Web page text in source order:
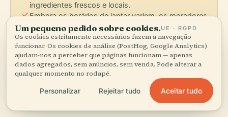
ingredientes frescos e locais.
checkEmbora os horários de jantar variem, os moradores
locais costumam jantar entre 19h30 e 21h30.
BAIRROS GASTRONÔMICOS: Pigalle
Montmartre
Batignolles
Dados de restaurantes fornecidos pelo Google
Um pequeno pedido sobre cookies.UE · RGPD
Os cookies estritamente necessários fazem a navegação
funcionar. Os cookies de análise (PostHog, Google Analytics)
ajudam-nos a perceber que páginas funcionam — apenas
dados agregados, sem anúncios, sem venda. Pode alterar a
qualquer momento no rodapé.
Personalizar Rejeitar tudo Aceitar tudo